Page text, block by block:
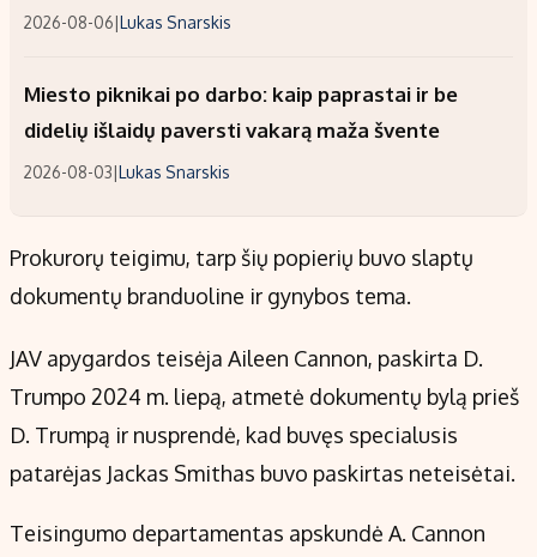
2026-08-06|Lukas Snarskis
Miesto piknikai po darbo: kaip paprastai ir be
didelių išlaidų paversti vakarą maža švente
2026-08-03|Lukas Snarskis
Prokurorų teigimu, tarp šių popierių buvo slaptų
dokumentų branduoline ir gynybos tema.
JAV apygardos teisėja Aileen Cannon, paskirta D.
Trumpo 2024 m. liepą, atmetė dokumentų bylą prieš
D. Trumpą ir nusprendė, kad buvęs specialusis
patarėjas Jackas Smithas buvo paskirtas neteisėtai.
Teisingumo departamentas apskundė A. Cannon